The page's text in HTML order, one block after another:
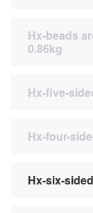
Hx-beads
0.86kg
Hx-five-
Hx-four-
Hx-six-